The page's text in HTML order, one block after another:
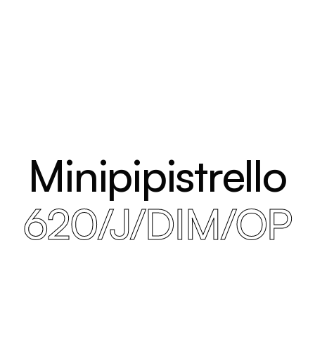
Minipipistrello
620/J/DIM/OP